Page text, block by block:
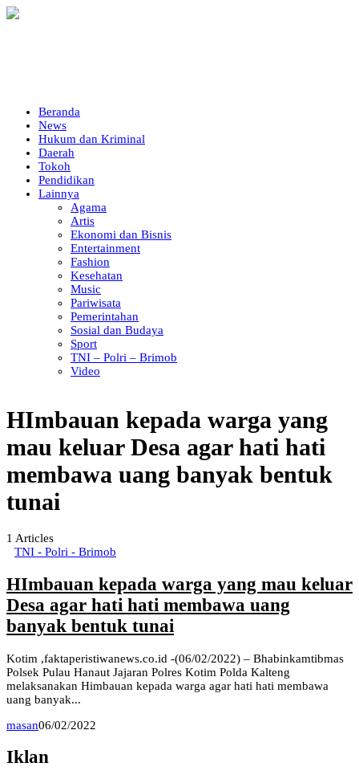
Beranda
News
Hukum dan Kriminal
Daerah
Tokoh
Pendidikan
Lainnya
Agama
Artis
Ekonomi dan Bisnis
Entertainment
Fashion
Kesehatan
Music
Pariwisata
Pemerintahan
Sosial dan Budaya
Sport
TNI – Polri – Brimob
Video
HImbauan kepada warga yang
mau keluar Desa agar hati hati
membawa uang banyak bentuk
tunai
1 Articles
TNI - Polri - Brimob
HImbauan kepada warga yang mau keluar
Desa agar hati hati membawa uang
banyak bentuk tunai
Kotim ,faktaperistiwanews.co.id -(06/02/2022) – Bhabinkamtibmas
Polsek Pulau Hanaut Jajaran Polres Kotim Polda Kalteng
melaksanakan Himbauan kepada warga agar hati hati membawa
uang banyak...
masan06/02/2022
Iklan